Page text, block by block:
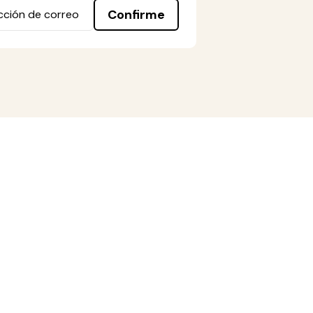
Confirme